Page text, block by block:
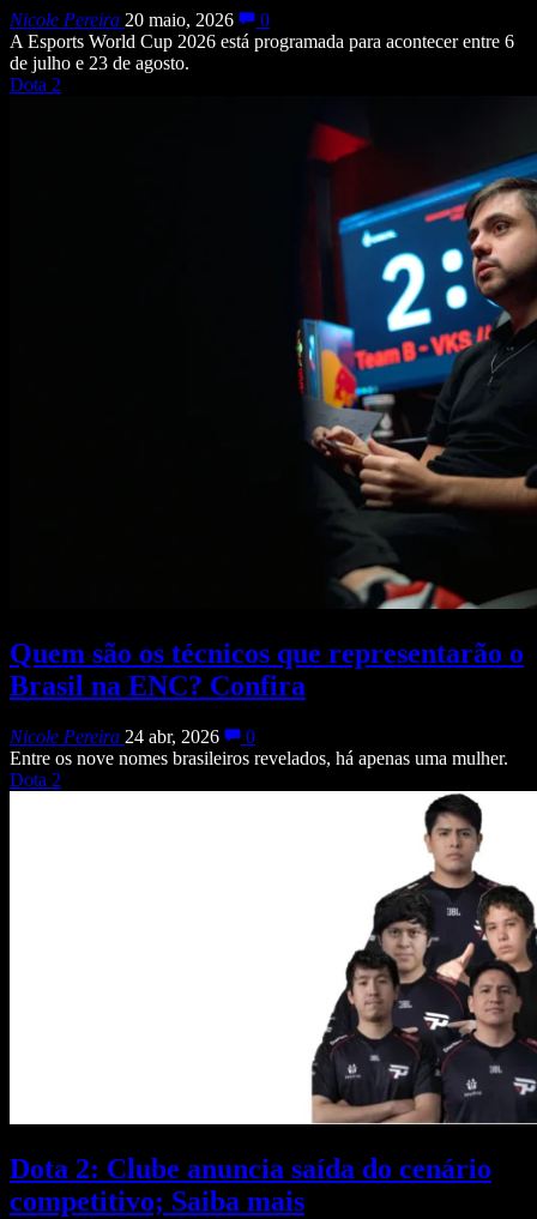
Nicole Pereira 20 maio, 2026
0
A Esports World Cup 2026 está programada para acontecer entre 6
de julho e 23 de agosto.
Dota 2
Quem são os técnicos que representarão o
Brasil na ENC? Confira
Nicole Pereira 24 abr, 2026
0
Entre os nove nomes brasileiros revelados, há apenas uma mulher.
Dota 2
Dota 2: Clube anuncia saída do cenário
competitivo; Saiba mais